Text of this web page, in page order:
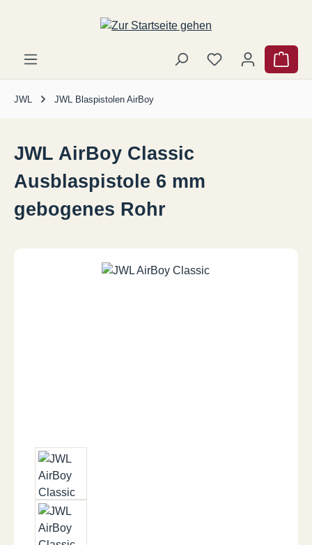
Zum Hauptinhalt springen
JWL JWL Blaspistolen AirBoy
JWL AirBoy Classic
Ausblaspistole 6 mm
gebogenes Rohr